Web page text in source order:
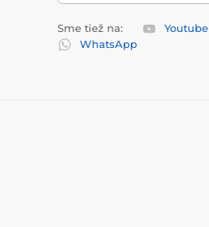
Sme tiež na: Youtube
WhatsApp